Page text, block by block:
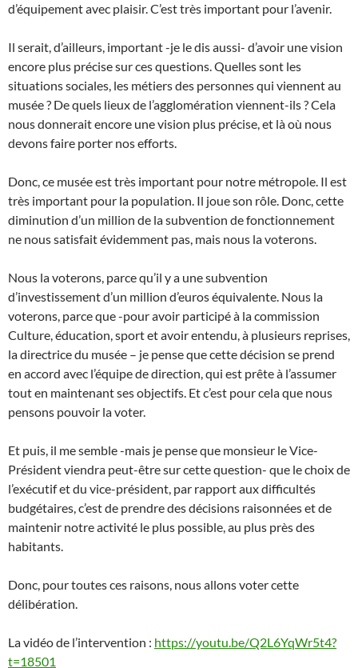
d’équipement avec plaisir. C’est très important pour l’avenir.
Il serait, d’ailleurs, important -je le dis aussi- d’avoir une vision
encore plus précise sur ces questions. Quelles sont les
situations sociales, les métiers des personnes qui viennent au
musée ? De quels lieux de l’agglomération viennent-ils ? Cela
nous donnerait encore une vision plus précise, et là où nous
devons faire porter nos efforts.
Donc, ce musée est très important pour notre métropole. Il est
très important pour la population. Il joue son rôle. Donc, cette
diminution d’un million de la subvention de fonctionnement
ne nous satisfait évidemment pas, mais nous la voterons.
Nous la voterons, parce qu’il y a une subvention
d’investissement d’un million d’euros équivalente. Nous la
voterons, parce que -pour avoir participé à la commission
Culture, éducation, sport et avoir entendu, à plusieurs reprises,
la directrice du musée – je pense que cette décision se prend
en accord avec l’équipe de direction, qui est prête à l’assumer
tout en maintenant ses objectifs. Et c’est pour cela que nous
pensons pouvoir la voter.
Et puis, il me semble -mais je pense que monsieur le Vice-
Président viendra peut-être sur cette question- que le choix de
l’exécutif et du vice-président, par rapport aux difficultés
budgétaires, c’est de prendre des décisions raisonnées et de
maintenir notre activité le plus possible, au plus près des
habitants.
Donc, pour toutes ces raisons, nous allons voter cette
délibération.
La vidéo de l’intervention : https://youtu.be/Q2L6YqWr5t4?
t=18501